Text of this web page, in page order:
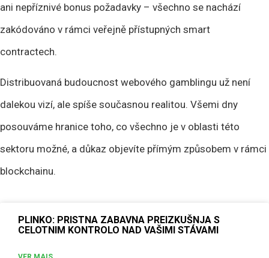
ani nepříznivé bonus požadavky – všechno se nachází
zakódováno v rámci veřejně přístupných smart
contractech.
Distribuovaná budoucnost webového gamblingu už není
dalekou vizí, ale spíše současnou realitou. Všemi dny
posouváme hranice toho, co všechno je v oblasti této
sektoru možné, a důkaz objevíte přímým způsobem v rámci
blockchainu.
PLINKO: PRISTNA ZABAVNA PREIZKUŠNJA S
CELOTNIM KONTROLO NAD VAŠIMI STÁVAMI